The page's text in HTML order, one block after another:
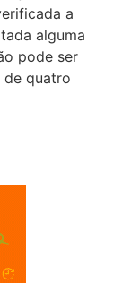
a
alguma
pode ser
de quatro